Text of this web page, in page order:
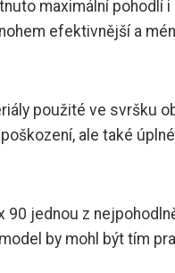
maximální pohodlí
efektivnější a
použité ve svršku
ale také
jednou z
by mohl být tím